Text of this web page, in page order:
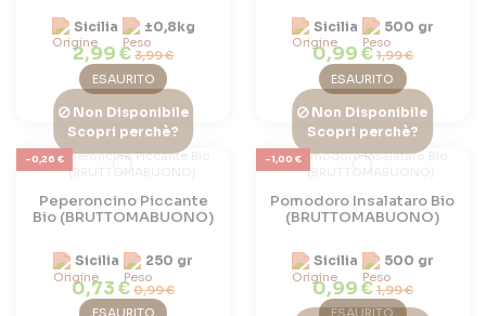
Sicilia ±0,8kg
2,99 €3,99 €
ESAURITO
Sicilia 500 gr
0,99 €1,99 €
ESAURITO
-0,26 €
Non Disponibile
Scopri perchè?
Peperoncino Piccante
Bio (BRUTTOMABUONO)
Sicilia 250 gr
0,73 €0,99 €
-1,00 €
Non Disponibile
Scopri perchè?
Pomodoro Insalataro Bio
(BRUTTOMABUONO)
Sicilia 500 gr
0,99 €1,99 €